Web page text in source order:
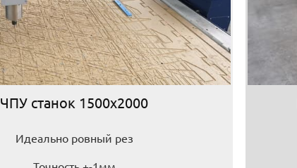
ЧПУ станок 1500х2000
Идеально ровный рез